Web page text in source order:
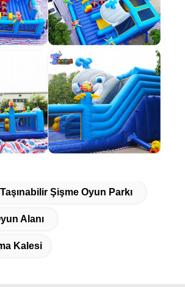
Taşınabilir Şişme Oyun Parkı
Alanı
Kalesi